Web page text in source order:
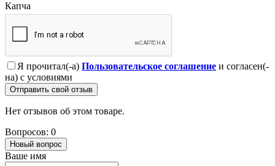
Капча
Я прочитал(-а) Пользовательское соглашение и согласен(-
на) с условиями
Отправить свой отзыв
Нет отзывов об этом товаре.
Вопросов: 0
Новый вопрос
Ваше имя